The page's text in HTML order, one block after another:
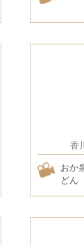
香
おか
どん